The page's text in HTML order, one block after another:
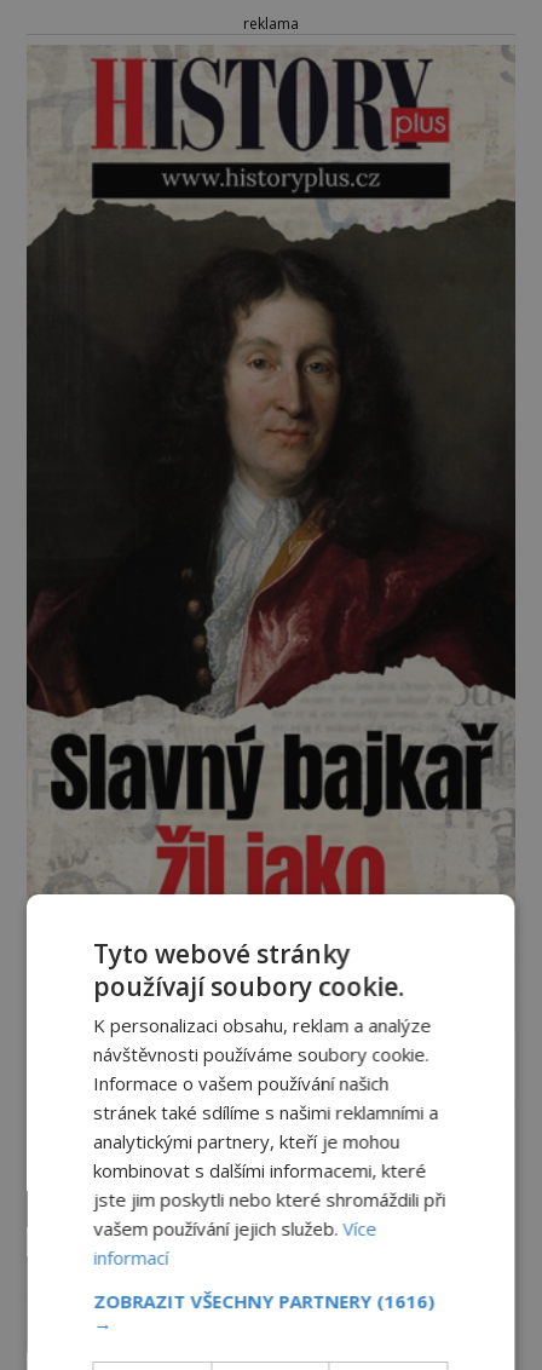
reklama
Vesmír a technologie
Co zachycují tajemné snímky
Marsu? Je na něm přeci jen voda?
PREMIUM 7.8.2026 2.7TIS
Američané v obležení UFO?
Tyto webové stránky
používají soubory cookie.
K personalizaci obsahu, reklam a analýze
návštěvnosti používáme soubory cookie.
Informace o vašem používání našich
stránek také sdílíme s našimi reklamními a
analytickými partnery, kteří je mohou
kombinovat s dalšími informacemi, které
jste jim poskytli nebo které shromáždili při
vašem používání jejich služeb.Více
informací
ZOBRAZIT VŠECHNY PARTNERY (1616)
→